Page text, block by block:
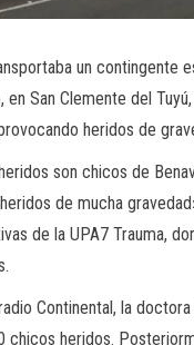
un contingente
en San Clemente del
heridos de
son chicos de
de mucha
de la UPA7 Trauma,
Continental, la
chicos heridos.